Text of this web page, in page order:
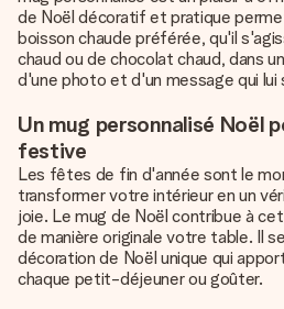
de Noël décoratif et pratique
boisson chaude préférée, qu'il
chaud ou de chocolat chaud, dans
d'une photo et d'un message qui lui
Un mug personnalisé Noël
festive
Les fêtes de fin d'année sont le
transformer votre intérieur en un
joie. Le mug de Noël contribue à
de manière originale votre table. Il
décoration de Noël unique qui
chaque petit-déjeuner ou goûter.